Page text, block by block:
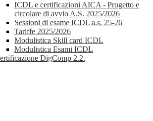
ICDL e certificazioni AICA - Progetto e
circolare di avvio A.S. 2025/2026
Sessioni di esame ICDL a.s. 25-26
Tariffe 2025/2026
Modulistica Skill card ICDL
Modulistica Esami ICDL
DigComp 2.2.